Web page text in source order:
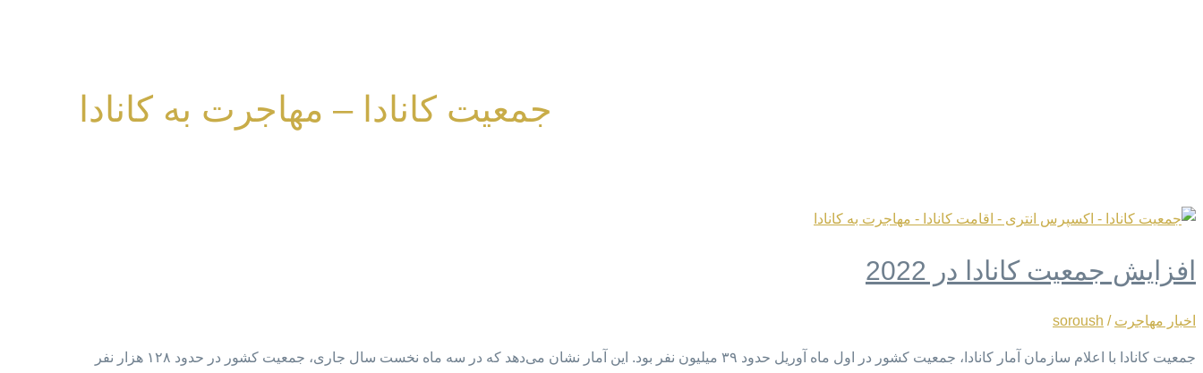
جمعیت کانادا – مهاجرت به کانادا
افزایش جمعیت کانادا در 2022
اخبار مهاجرت /
soroush
جمعیت کانادا با اعلام سازمان آمار کانادا، جمعیت کشور در اول ماه آوریل حدود ۳۹ میلیون نفر بود. این آمار نشان می‌دهد که در سه ماه نخست سال جاری، جمعیت کشور در حدود ۱۲۸ هزار نفر